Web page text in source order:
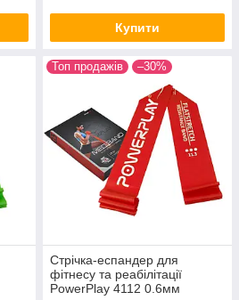
Купити
Топ продажів –30%
Стрічка-еспандер для
фітнесу та реабілітації
PowerPlay 4112 0.6мм